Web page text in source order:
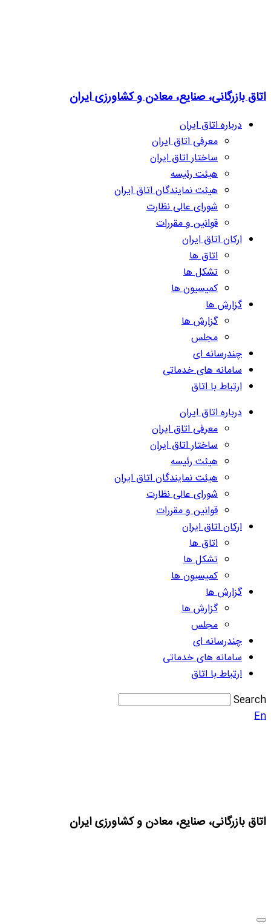
اتاق بازرگانی، صنایع، معادن و کشاورزی ایران
درباره اتاق ایران
معرفی اتاق ایران
ساختار اتاق ایران
هیئت رئیسه
هیئت نمایندگان اتاق ایران
شورای عالی نظارت
قوانین و مقررات
ارکان اتاق ایران
اتاق ها
تشکل ها
کمیسیون ها
گزارش ها
گزارش ها
مجلس
چندرسانه ای
سامانه های خدماتی
ارتباط با اتاق
درباره اتاق ایران
معرفی اتاق ایران
ساختار اتاق ایران
هیئت رئیسه
هیئت نمایندگان اتاق ایران
شورای عالی نظارت
قوانین و مقررات
ارکان اتاق ایران
اتاق ها
تشکل ها
کمیسیون ها
گزارش ها
گزارش ها
مجلس
چندرسانه ای
سامانه های خدماتی
ارتباط با اتاق
Search
En
اتاق بازرگانی، صنایع، معادن و کشاورزی ایران